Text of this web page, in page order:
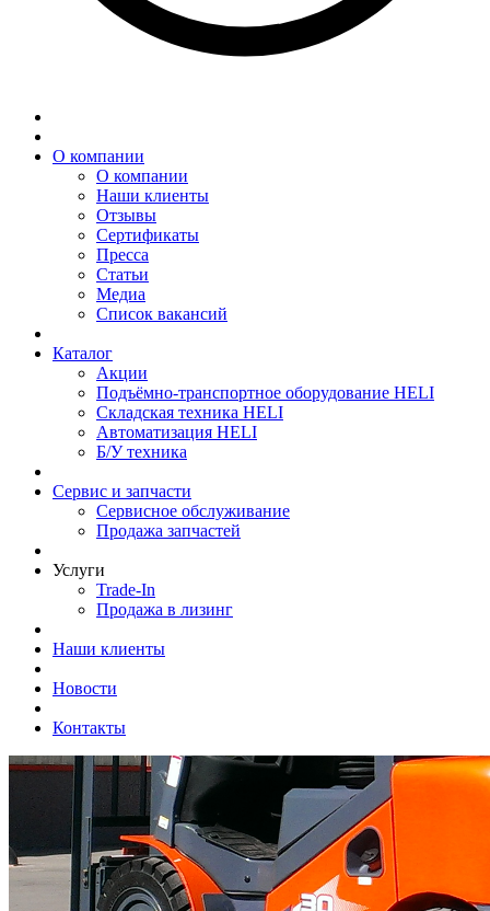
О компании
О компании
Наши клиенты
Отзывы
Сертификаты
Пресса
Статьи
Медиа
Список вакансий
Каталог
Акции
Подъёмно-транспортное оборудование HELI
Складская техника HELI
Автоматизация HELI
Б/У техника
Сервис и запчасти
Сервисное обслуживание
Продажа запчастей
Услуги
Trade-In
Продажа в лизинг
Наши клиенты
Новости
Контакты